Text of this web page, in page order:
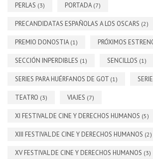
PERLAS (3) PORTADA (7)
PRECANDIDATAS ESPAÑOLAS A LOS OSCARS (2)
PREMIO DONOSTIA (1) PRÓXIMOS
SECCIÓN INPERDIBLES (1) SENCILLOS (1)
SERIES PARA HUÉRFANOS DE GOT (1)
TEATRO (3) VIAJES (7)
XI FESTIVAL DE CINE Y DERECHOS HUMANOS (5)
XIII FESTIVAL DE CINE Y DERECHOS HUMANOS (2)
XV FESTIVAL DE CINE Y DERECHOS HUMANOS (3)